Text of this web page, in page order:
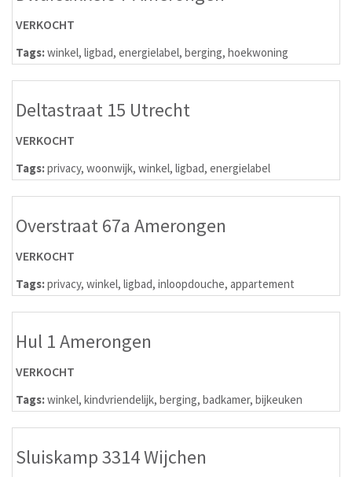
VERKOCHT
Tags:winkel, ligbad, energielabel, berging, hoekwoning
Deltastraat 15 Utrecht
VERKOCHT
Tags:privacy, woonwijk, winkel, ligbad, energielabel
Overstraat 67a Amerongen
VERKOCHT
Tags:privacy, winkel, ligbad, inloopdouche, appartement
Hul 1 Amerongen
VERKOCHT
Tags:winkel, kindvriendelijk, berging, badkamer, bijkeuken
Sluiskamp 3314 Wijchen